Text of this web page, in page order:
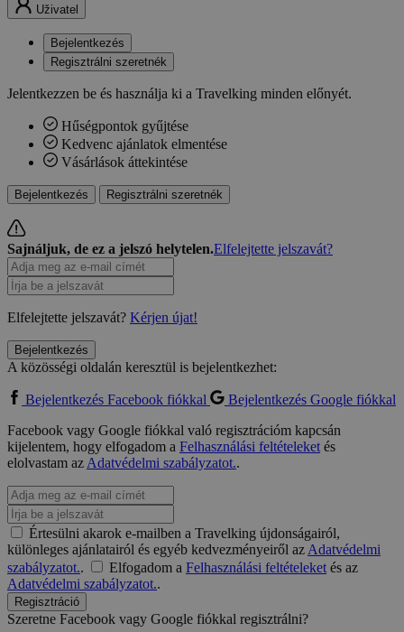
Uživatel
Bejelentkezés
Regisztrálni szeretnék
Jelentkezzen be és használja ki a Travelking minden előnyét.
Hűségpontok gyűjtése
Kedvenc ajánlatok elmentése
Vásárlások áttekintése
Bejelentkezés Regisztrálni szeretnék
Sajnáljuk, de ez a jelszó helytelen.Elfelejtette jelszavát?
Elfelejtette jelszavát? Kérjen újat!
Bejelentkezés
A közösségi oldalán keresztül is bejelentkezhet:
Bejelentkezés Facebook fiókkal
Bejelentkezés Google fiókkal
Facebook vagy Google fiókkal való regisztrációm kapcsán
kijelentem, hogy elfogadom a Felhasználási feltételeketés
elolvastam azAdatvédelmi szabályzatot..
Értesülni akarok e-mailben a Travelking újdonságairól,
különleges ajánlatairól és egyéb kedvezményeiről azAdatvédelmi
szabályzatot.. Elfogadom a Felhasználási feltételeketés az
Adatvédelmi szabályzatot..
Regisztráció
Szeretne Facebook vagy Google fiókkal regisztrálni?